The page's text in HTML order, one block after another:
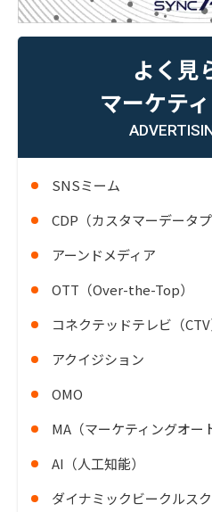
よく見
マーケテ
SNSミーム
CDP（カスタマーデータ
アーンドメディア
OTT（Over-the-Top）
コネクテッドテレビ（CTV
アクイジション
OMO
MA（マーケティングオー
AI（人工知能）
ダイナミックビークルス